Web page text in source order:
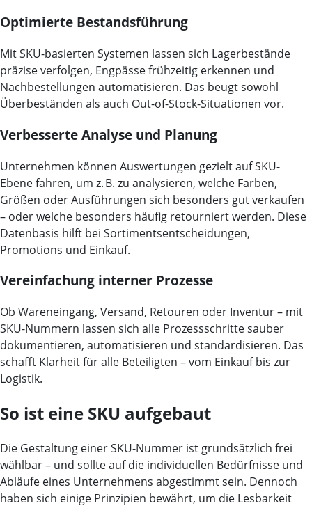
Optimierte Bestandsführung
Mit SKU-basierten Systemen lassen sich Lagerbestände
präzise verfolgen, Engpässe frühzeitig erkennen und
Nachbestellungen automatisieren. Das beugt sowohl
Überbeständen als auch Out-of-Stock-Situationen vor.
Verbesserte Analyse und Planung
Unternehmen können Auswertungen gezielt auf SKU-
Ebene fahren, um z. B. zu analysieren, welche Farben,
Größen oder Ausführungen sich besonders gut verkaufen
– oder welche besonders häufig retourniert werden. Diese
Datenbasis hilft bei Sortimentsentscheidungen,
Promotions und Einkauf.
Vereinfachung interner Prozesse
Ob Wareneingang, Versand, Retouren oder Inventur – mit
SKU-Nummern lassen sich alle Prozessschritte sauber
dokumentieren, automatisieren und standardisieren. Das
schafft Klarheit für alle Beteiligten – vom Einkauf bis zur
Logistik.
So ist eine SKU aufgebaut
Die Gestaltung einer SKU-Nummer ist grundsätzlich frei
wählbar – und sollte auf die individuellen Bedürfnisse und
Abläufe eines Unternehmens abgestimmt sein. Dennoch
haben sich einige Prinzipien bewährt, um die Lesbarkeit